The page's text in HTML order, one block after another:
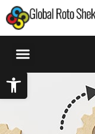
Abrir barra de herramientas